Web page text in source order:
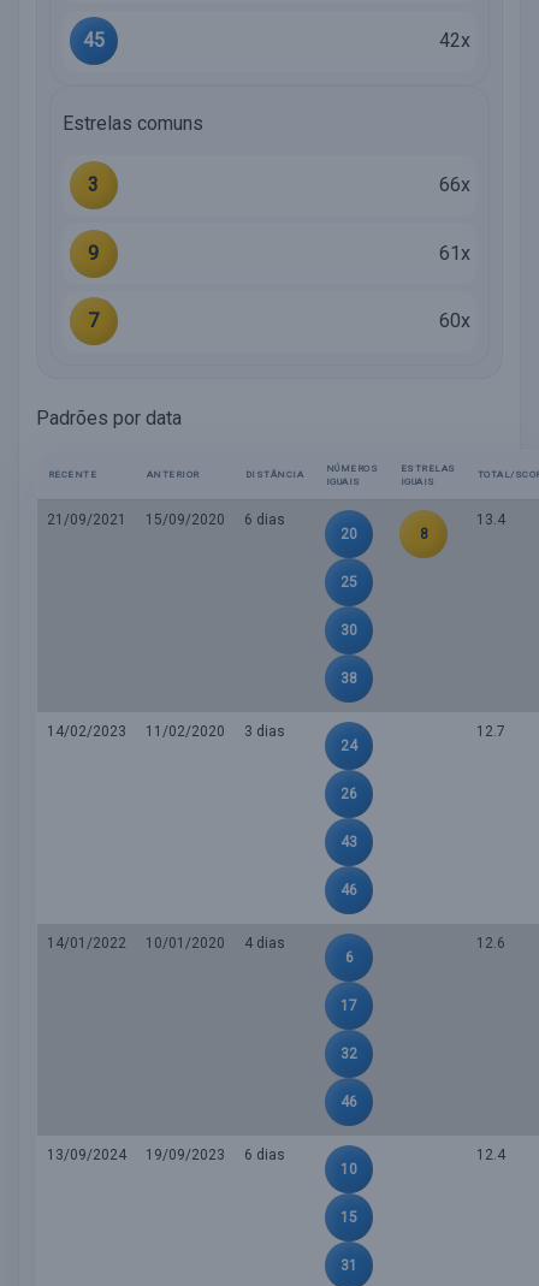
45 42x
Estrelas comuns
3 66x
9 61x
7 60x
Padrões por data
RECENTE ANTERIOR DISTÂNCIA
NÚMEROS
IGUAIS
ESTRELAS
IGUAIS
TOTAL/
21/09/2021 15/09/2020
6 dias
20
25
30
38
8
13.4
14/02/2023 11/02/2020
3 dias
24
26
43
46
12.7
14/01/2022 10/01/2020
4 dias
6
17
32
46
12.6
13/09/2024 19/09/2023
6 dias
10
15
31
12.4